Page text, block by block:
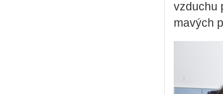
vzdu­chu
ma­vých